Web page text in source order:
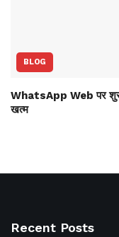
BLOG
WhatsApp Web पर शुरू
खत्म
Recent Posts